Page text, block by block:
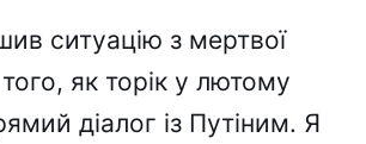
ситуацію з мертвої
як торік у лютому
діалог із Путіним. Я